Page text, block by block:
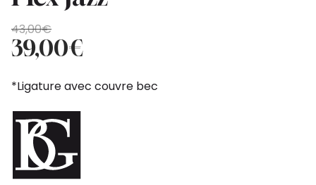
43,00€
Le
prix
initial
était :
43,00€.
39,00€
Le
prix
actuel
est :
39,00€.
*Ligature avec couvre bec